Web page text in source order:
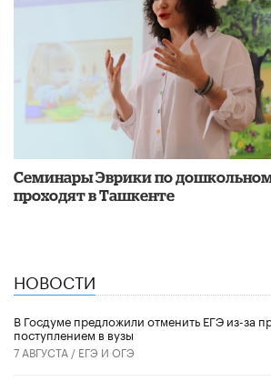
Семинары Эврики по
проходят в Ташкенте
НОВОСТИ
В Госдуме предложили отменить ЕГЭ из-за
поступлением в вузы
7 АВГУСТА / ЕГЭ И ОГЭ